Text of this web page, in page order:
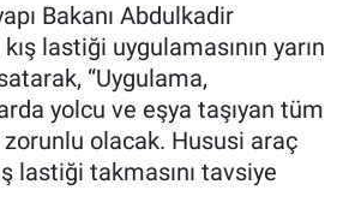
Bakanı Abdulkadir
lastiği uygulamasının yarın
“Uygulama,
yolcu ve eşya taşıyan tüm
olacak. Hususi araç
lastiği takmasını tavsiye